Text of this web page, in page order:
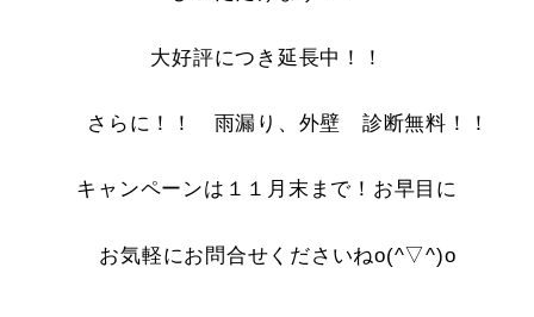
大好評につき延長中！！
さらに！！ 雨漏り、外壁 診断無料！！
キャンペーンは１１月末まで！お早目に
お気軽にお問合せくださいねo(^▽^)o